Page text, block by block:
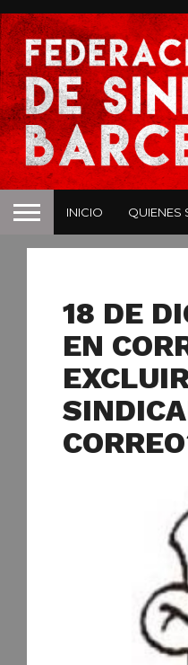
INICIO QUIENES
18 DE
EN